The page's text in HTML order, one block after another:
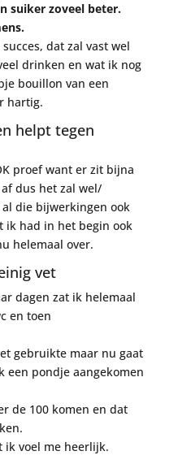
suiker zoveel beter.
dat zal vast wel
drinken en wat ik nog
bouillon van een
hartig.
helpt tegen
proef want er zit bijna
dus het zal wel/
die bijwerkingen ook
ik had in het begin ook
helemaal over.
vet
dagen zat ik helemaal
en toen
gebruikte maar nu gaat
een pondje aangekomen
de 100 komen en dat
ik voel me heerlijk.